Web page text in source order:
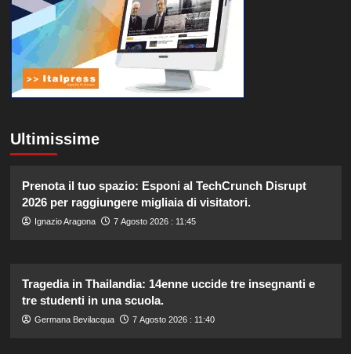
Ultimissime
Prenota il tuo spazio: Esponi al TechCrunch Disrupt
2026 per raggiungere migliaia di visitatori.
Ignazio Aragona 7 Agosto 2026 : 11:45
Tragedia in Thailandia: 14enne uccide tre insegnanti e
tre studenti in una scuola.
Germana Bevilacqua 7 Agosto 2026 : 11:40